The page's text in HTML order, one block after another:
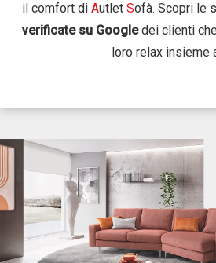
il comfort di Autlet Sofà. Scopri le
verificate su Googledei clienti
loro relax insieme